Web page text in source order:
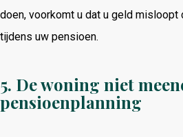
doen, voorkomt u dat u geld misloopt
tijdens uw pensioen.
5. De woning niet
pensioenplanning